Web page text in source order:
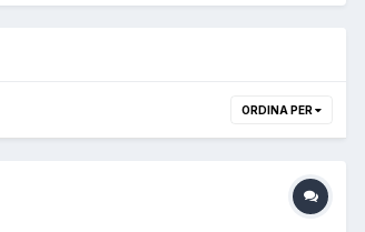
ORDINA PER